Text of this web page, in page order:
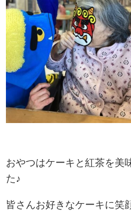
おやつはケーキと紅茶を美
た♪
皆さんお好きなケーキに笑